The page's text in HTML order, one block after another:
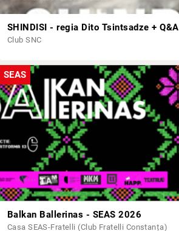
SHINDISI - regia Dito Tsintsadze + Q&A
Club SNC
SEAS
Balkan Ballerinas - SEAS 2026
Casa SEAS-Fratelli (Club Fratelli Constanța)